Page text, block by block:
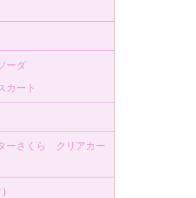
ーダ
カート
ーさくら クリアカー
)